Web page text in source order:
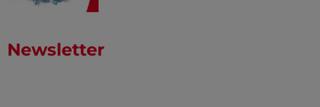
Newsletter